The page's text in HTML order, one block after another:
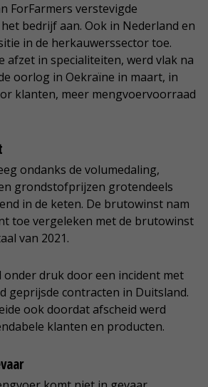
ForFarmers verstevigde
bedrijf aan. Ook in Nederland en
in de herkauwerssector toe.
afzet in specialiteiten, werd vlak na
oorlog in Oekraïne in maart, in
klanten, meer mengvoervoorraad
ondanks de volumedaling,
grondstofprijzen grotendeels
in de keten. De brutowinst nam
toe vergeleken met de brutowinst
van 2021.
druk door een incident met
geprijsde contracten in Duitsland.
ook doordat afscheid werd
klanten en producten.